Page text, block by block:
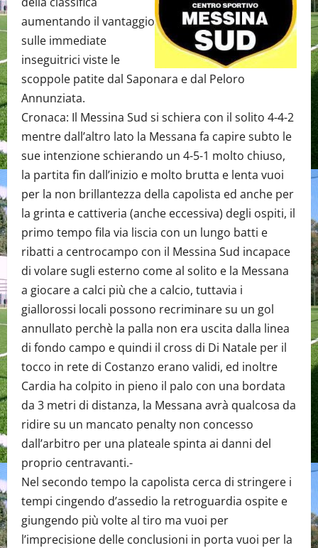
aumentando il vantaggio
sulle immediate
inseguitrici viste le
scoppole patite dal Saponara e dal Peloro
Annunziata.
Cronaca: Il Messina Sud si schiera con il solito 4-4-2
mentre dall’altro lato la Messana fa capire subto le
sue intenzione schierando un 4-5-1 molto chiuso,
la partita fin dall’inizio e molto brutta e lenta vuoi
per la non brillantezza della capolista ed anche per
la grinta e cattiveria (anche eccessiva) degli ospiti, il
primo tempo fila via liscia con un lungo batti e
ribatti a centrocampo con il Messina Sud incapace
di volare sugli esterno come al solito e la Messana
a giocare a calci più che a calcio, tuttavia i
giallorossi locali possono recriminare su un gol
annullato perchè la palla non era uscita dalla linea
di fondo campo e quindi il cross di Di Natale per il
tocco in rete di Costanzo erano validi, ed inoltre
Cardia ha colpito in pieno il palo con una bordata
da 3 metri di distanza, la Messana avrà qualcosa da
ridire su un mancato penalty non concesso
dall’arbitro per una plateale spinta ai danni del
proprio centravanti.-
Nel secondo tempo la capolista cerca di stringere i
tempi cingendo d’assedio la retroguardia ospite e
giungendo più volte al tiro ma vuoi per
l’imprecisione delle conclusioni in porta vuoi per la